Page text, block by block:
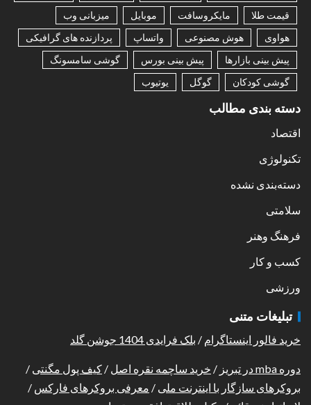
قیمت طلا
مایکروسافت موبایل
میزبانی وب
هواوی
هوش مصنوعی واتساپ
پردازنده های گرافیکی
پیش بینی بازارها
پیش بینی بورس
گوشی سامسونگ
گوشی کودکان
گوگل یوتیوب
دسته بندی مطالب
اقتصاد
تکنولوژی
دسته‌بندی نشده
سلامتی
فرهنگ وهنر
کسب و کار
ورزشی
تبلیغات متنی
خرید فالور اینستاگرام / بلک فرایدی 1404 جوشن گلد
دوره mba در تبریز / خرید ساچمه نقره اصل / کیف پول مگنتی /
بروکرهای سازگار با اینترنت ملی / معرفی بروکرهای فارکس /